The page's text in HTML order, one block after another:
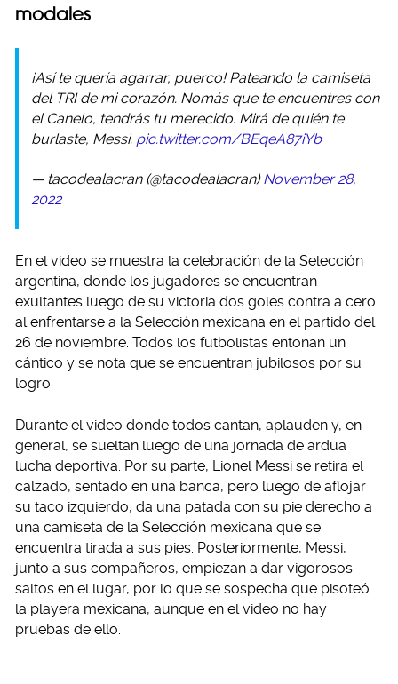
modales
¡Así te quería agarrar, puerco! Pateando la camiseta
del TRI de mi corazón. Nomás que te encuentres con
el Canelo, tendrás tu merecido. Mirá de quién te
burlaste, Messi. pic.twitter.com/BEqeA87iYb
— tacodealacran (@tacodealacran)November 28,
2022
En el video se muestra la celebración de la Selección
argentina, donde los jugadores se encuentran
exultantes luego de su victoria dos goles contra a cero
al enfrentarse a la Selección mexicana en el partido del
26 de noviembre. Todos los futbolistas entonan un
cántico y se nota que se encuentran jubilosos por su
logro.
Durante el video donde todos cantan, aplauden y, en
general, se sueltan luego de una jornada de ardua
lucha deportiva. Por su parte, Lionel Messi se retira el
calzado, sentado en una banca, pero luego de aflojar
su taco izquierdo, da una patada con su pie derecho a
una camiseta de la Selección mexicana que se
encuentra tirada a sus pies. Posteriormente, Messi,
junto a sus compañeros, empiezan a dar vigorosos
saltos en el lugar, por lo que se sospecha que pisoteó
la playera mexicana, aunque en el video no hay
pruebas de ello.